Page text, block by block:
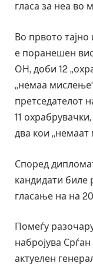
гласа за неа во
Во првото тајно
е поранешен
ОН, доби 12
„немаа
претседателот
11
два кои „немаат
Според
кандидати биле
гласање на на
Помеѓу
набројува
актуелен